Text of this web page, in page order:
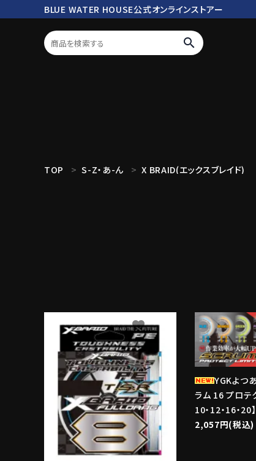
BLUE WATER HOUSE公式オンラインストアー
search
search
TOP S-Z・あ-ん X BRAID(エックスブレイド)
favorite
YGKよつ
ラム 16 プロテ
10・12・16・20】
2,057円(税込)